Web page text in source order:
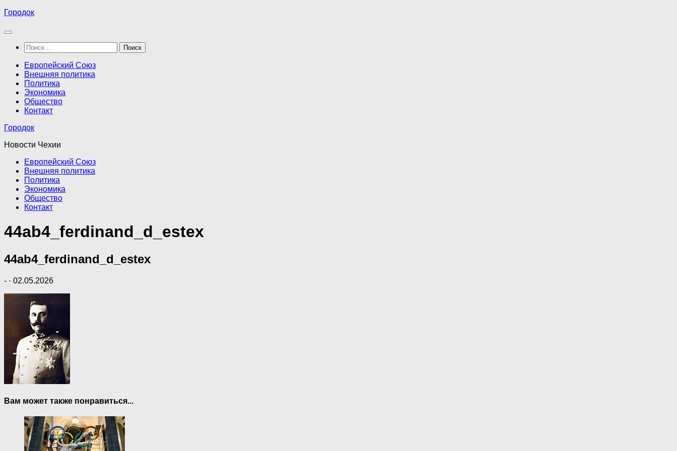
Перейти
содержимому
Городок
Найти:
Европейский Союз
Внешняя политика
Политика
Экономика
Общество
Контакт
Городок
Новости Чехии
Европейский Союз
Внешняя политика
Политика
Экономика
Общество
Контакт
44ab4_ferdinand_d_estex
44ab4_ferdinand_d_estex
- · 02.05.2026
Вам может также понравиться...